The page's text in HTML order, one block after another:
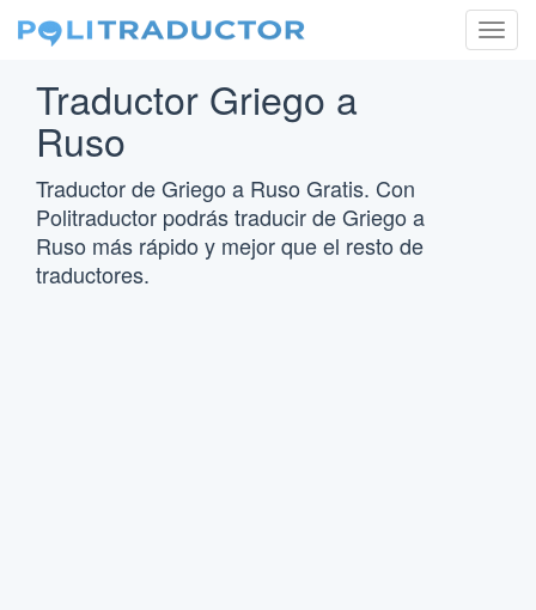
Traductor Griego a
Ruso
Traductor de Griego a Ruso Gratis. Con
Politraductor podrás traducir de Griego a
Ruso más rápido y mejor que el resto de
traductores.